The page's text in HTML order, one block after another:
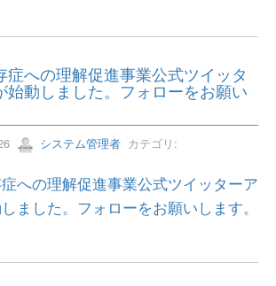
症への理解促進事業公式ツイッタ
始動しました。フォローをお願い
システム管理者 カテゴリ:
への理解促進事業公式ツイッターア
ました。フォローをお願いします。